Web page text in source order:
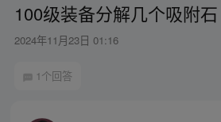
100级装备分解几个吸附石
2024年11月23日 01:16
1个回答